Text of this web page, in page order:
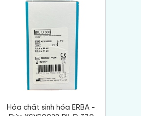
Hóa chất sinh hóa ERBA -